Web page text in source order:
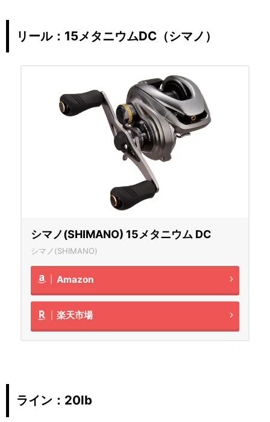
リール：15メタニウムDC（シマノ）
シマノ(SHIMANO) 15メタニウム DC
シマノ(SHIMANO)
Amazon
楽天市場
ライン：20lb